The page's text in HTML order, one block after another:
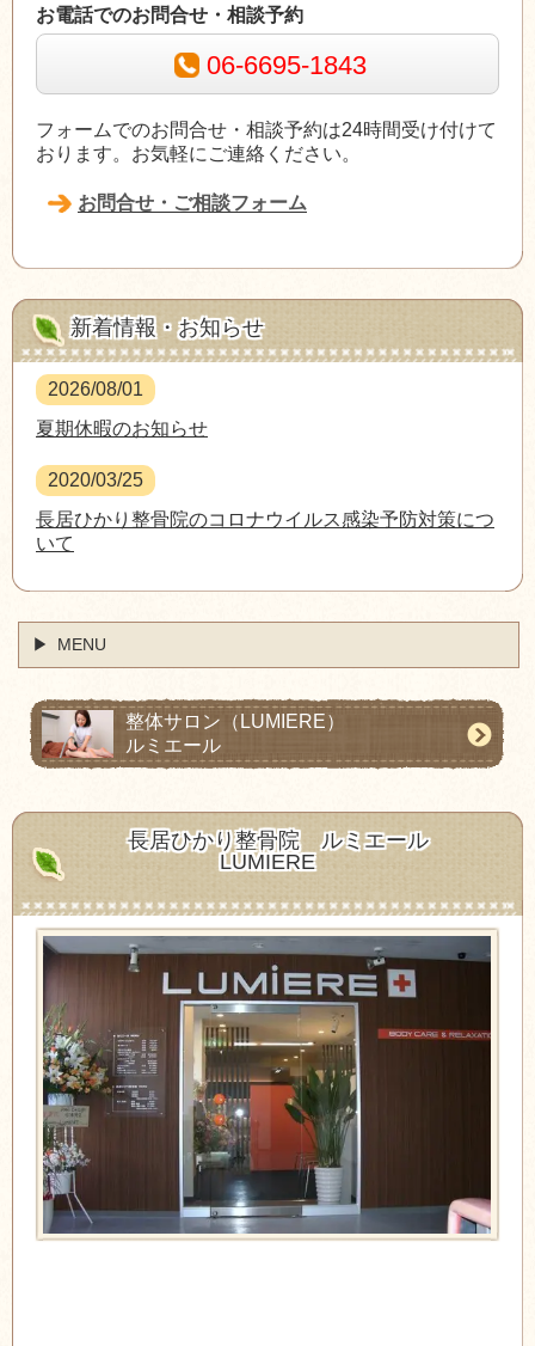
お電話でのお問合せ・相談予約
06-6695-1843
フォームでのお問合せ・相談予約は24時間受け付けて
おります。お気軽にご連絡ください。
お問合せ・ご相談フォーム
新着情報・お知らせ
2026/08/01
夏期休暇のお知らせ
2020/03/25
長居ひかり整骨院のコロナウイルス感染予防対策につ
いて
MENU
整体サロン （LUMIERE）
ルミエール
長居ひかり整骨院
ルミエール
LUMIERE